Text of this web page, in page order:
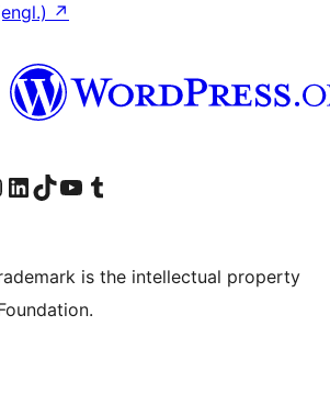
↗
besuchen
Seite besuchen
Konto besuchen
Unser LinkedIn-Konto besuchen
Unser TikTok-Konto besuchen
Unseren YouTube-Kanal besuchen
Unser Tumblr-Konto besuchen
is the intellectual property